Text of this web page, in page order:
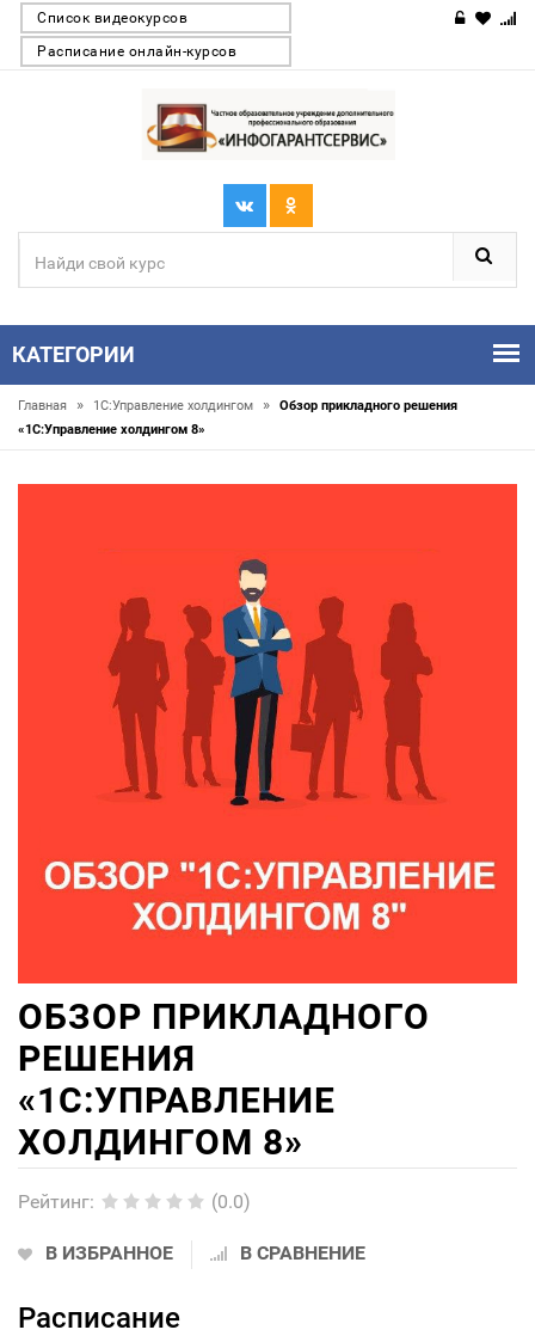
Список видеокурсов
Расписание онлайн-курсов
КАТЕГОРИИ
Главная » 1С:Управление холдингом »
Обзор прикладного решения
«1С:Управление холдингом 8»
ОБЗОР ПРИКЛАДНОГО
РЕШЕНИЯ
«1С:УПРАВЛЕНИЕ
ХОЛДИНГОМ 8»
Рейтинг: (0.0)
В ИЗБРАННОЕ В СРАВНЕНИЕ
Расписание